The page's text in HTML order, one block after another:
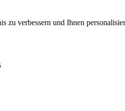
zu verbessern und Ihnen